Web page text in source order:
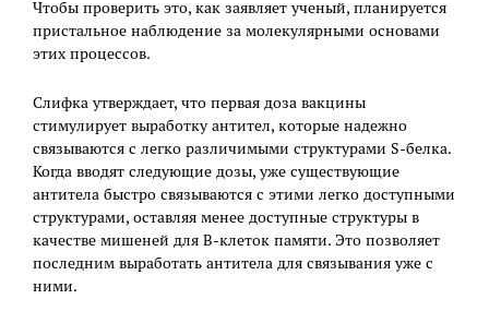
Чтобы проверить это, как заявляет ученый, планируется
пристальное наблюдение за молекулярными основами
этих процессов.
Слифка утверждает, что первая доза вакцины
стимулирует выработку антител, которые надежно
связываются с легко различимыми структурами S-белка.
Когда вводят следующие дозы, уже существующие
антитела быстро связываются с этими легко доступными
структурами, оставляя менее доступные структуры в
качестве мишеней для В-клеток памяти. Это позволяет
последним выработать антитела для связывания уже с
ними.